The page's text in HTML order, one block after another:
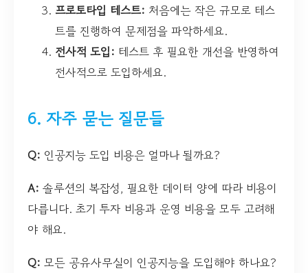
프로토타입 테스트: 처음에는 작은 규모로 테스
트를 진행하여 문제점을 파악하세요.
전사적 도입: 테스트 후 필요한 개선을 반영하여
전사적으로 도입하세요.
6. 자주 묻는 질문들
Q: 인공지능 도입 비용은 얼마나 될까요?
A: 솔루션의 복잡성, 필요한 데이터 양에 따라 비용이
다릅니다. 초기 투자 비용과 운영 비용을 모두 고려해
야 해요.
Q: 모든 공유사무실이 인공지능을 도입해야 하나요?